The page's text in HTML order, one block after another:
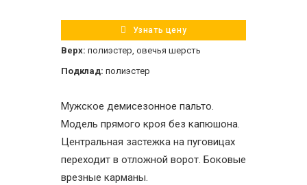
Узнать цену
Верх: полиэстер, овечья шерсть
Подклад: полиэстер
Мужское демисезонное пальто.
Модель прямого кроя без капюшона.
Центральная застежка на пуговицах
переходит в отложной ворот. Боковые
врезные карманы.